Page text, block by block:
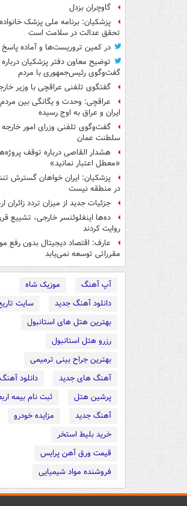
گاوچران بزدل
پزشکیان: برنامه ملی پزشک
تحقق عدالت در سلامت است
در کمین تروریست‌ها و آماده
توضیح معاون دفتر پزشکیان درباره
گفت‌وگوی رئیس‌جمهوری با مردم
گفتگوی تلفنی عراقچی با وزیر
عراقچی: وحدت و یگانگی بین
ایران و عراق به اوج رسیده
گفت‌وگوی تلفنی وزرای امور خارجه
سلطنت عمان
هشدار القاصی درباره توقف
«معطل اعتبار نمانید»
پزشکیان: ایران خواهان گسترش
در منطقه نیست
جزئیات جدید از میزان تردد زائران
ده‌ها اینفلوئنسر خارجی، تشییع
روایت کردند
عارف: اقتصاد دیجیتال بدون رفع
مقرراتی توسعه نمی‌یابد
آپ آهنگ
موزیک شاه
دانلود آهنگ جدید
سایت
بهترین هتل های استانبول
رزرو هتل استانبول
بهترین جراح بینی ترمیمی
آهنگ های جدید
دانلود
پرشین هتل
ثبت نام بیمه
آهنگ جدید
مزایده خودرو
خرید بلیط استخر
قیمت ورق آهن پرایس
فروشنده مواد شیمیایی